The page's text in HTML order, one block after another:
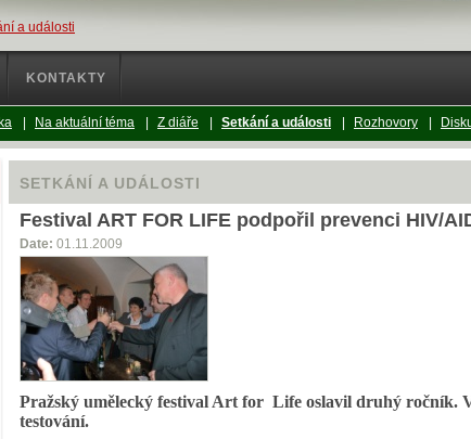
a události
SETKÁNÍ A UDÁLOSTI
Festival ART FOR LIFE podpořil prevenci HIV/
Date: 01.11.2009
Pražský umělecký festival Art for Life oslavil druhý ročník.
testování.
KONTAKTY
Na aktuální téma Z diáře Setkání a události Rozhovory